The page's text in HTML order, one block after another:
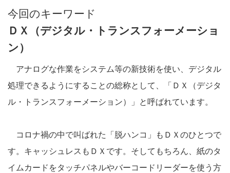
今回のキーワード
ＤＸ（デジタル・トランスフォーメーショ
ン）
アナログな作業をシステム等の新技術を使い、デジタル
処理できるようにすることの総称として、「ＤＸ（デジタ
ル・トランスフォーメーション）」と呼ばれています。
コロナ禍の中で叫ばれた「脱ハンコ」もＤＸのひとつで
す。キャッシュレスもＤＸです。そしてもちろん、紙のタ
イムカードをタッチパネルやバーコードリーダーを使う方